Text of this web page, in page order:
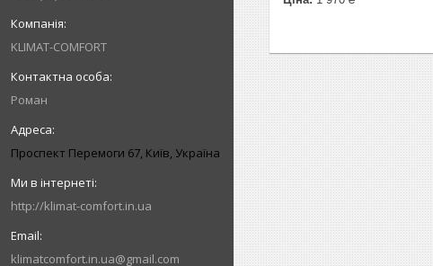
KLIMAT-COMFORT
Роман
Проспект Перемоги 67, Київ, Україна
http://klimat-comfort.in.ua
klimatcomfort.in.ua@gmail.com